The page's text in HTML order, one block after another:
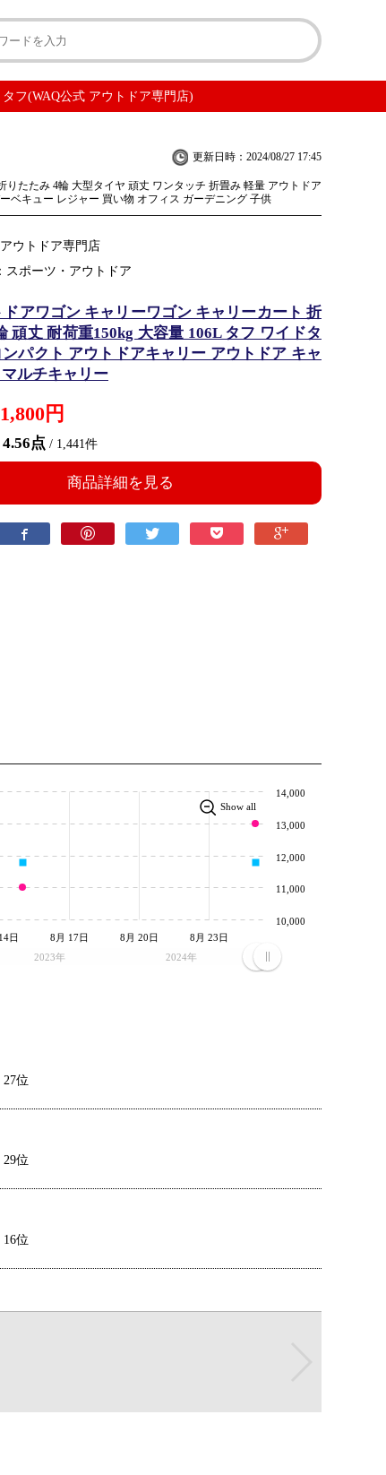
フ(WAQ公式 アウトドア専門店)
更新日時：2024/08/27 17:45
りたたみ 4輪 大型タイヤ 頑丈 ワンタッチ 折畳み 軽量 アウトドア
ベキュー レジャー 買い物 オフィス ガーデニング 子供
ウトドア専門店
スポーツ・アウトドア
ドアワゴン キャリーワゴン キャリーカート 折
頑丈 耐荷重150kg 大容量 106L タフ ワイドタ
パクト アウトドアキャリー アウトドア キャ
ルチキャリー
円
4.56点 / 1,441件
商品詳細を見る
2023年 2024年
日 8月 17日 8月 20日 8月 23日
10,000
11,000
12,000
13,000
14,000
Show all
位
位
位